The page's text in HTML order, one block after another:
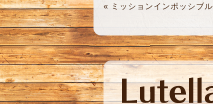
« ミッションインポッシブル